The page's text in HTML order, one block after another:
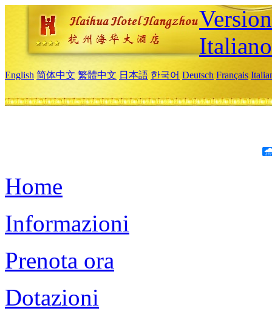
Italiano
English 简体中文 繁體中文 日本語 한국어 Deutsch Français
Home
Informazioni
Prenota ora
Dotazioni